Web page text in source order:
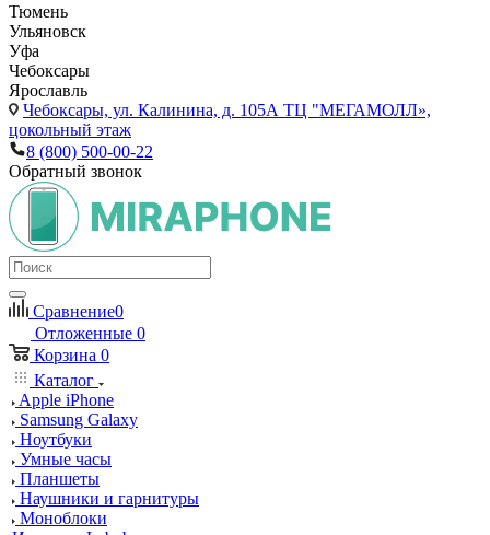
Тюмень
Ульяновск
Уфа
Чебоксары
Ярославль
Чебоксары, ул. Калинина, д. 105А ТЦ "МЕГАМОЛЛ»,
цокольный этаж
8 (800) 500-00-22
Обратный звонок
Сравнение0
Отложенные 0
Корзина 0
Каталог
Apple iPhone
Samsung Galaxy
Ноутбуки
Умные часы
Планшеты
Наушники и гарнитуры
Моноблоки